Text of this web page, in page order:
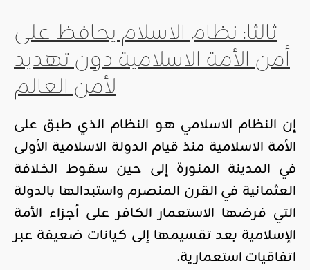
ثالثا: نظام الاسلام يحافظ على
أمن الأمة الاسلامية دون تهديد
لأمن العالم
إن النظام الاسلامي هو النظام الذي طبق على
الأمة الاسلامية منذ قيام الدولة الاسلامية الأولى
في المدينة المنورة إلى حين سقوط الخلافة
العثمانية في القرن المنصرم واستبدالها بالدولة
التي فرضها الاستعمار الكافر على أجزاء الأمة
الإسلامية بعد تقسيمها إلى كيانات ضعيفة عبر
اتفاقيات استعمارية.